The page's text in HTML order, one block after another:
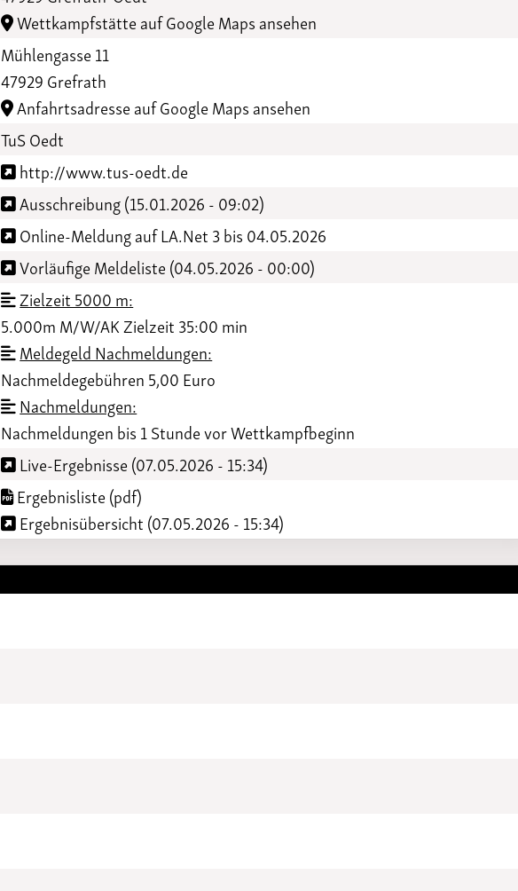
LSB-
Laufveranstaltertagungen
2023
Wettkampfstätte auf Google Maps ansehen
Mühlengasse 11
47929 Grefrath
Anfahrtsadresse auf Google Maps ansehen
TuS Oedt
http://www.tus-oedt.de
Ausschreibung (15.01.2026 - 09:02)
Online-Meldung auf LA.Net 3 bis 04.05.2026
Vorläufige Meldeliste (04.05.2026 - 00:00)
Zielzeit 5000 m:
5.000m M/W/AK Zielzeit 35:00 min
Meldegeld Nachmeldungen:
Nachmeldegebühren 5,00 Euro
Nachmeldungen:
Nachmeldungen bis 1 Stunde vor Wettkampfbeginn
Live-Ergebnisse (07.05.2026 - 15:34)
Ergebnisliste (pdf)
Ergebnisübersicht (07.05.2026 - 15:34)